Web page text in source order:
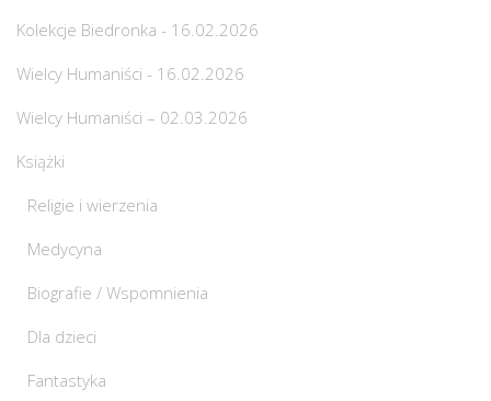
Kolekcje Biedronka - 16.02.2026
Wielcy Humaniści - 16.02.2026
Wielcy Humaniści – 02.03.2026
Książki
Religie i wierzenia
Medycyna
Biografie / Wspomnienia
Dla dzieci
Fantastyka